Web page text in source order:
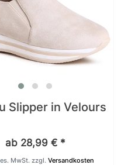
Slipper in Velours
ab 28,99 € *
MwSt. zzgl. Versandkosten